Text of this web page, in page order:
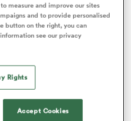
measure and improve our sites
and to provide personalised
button on the right, you can
see our privacy
Rights
Accept Cookies